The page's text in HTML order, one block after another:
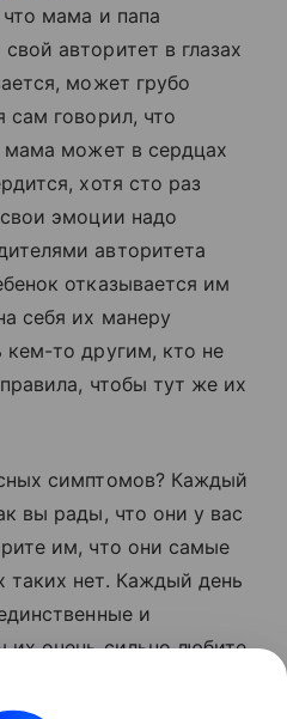
мама и папа
авторитет в глазах
может грубо
сам говорил, что
мама может в сердцах
хотя сто раз
эмоции надо
авторитета
отказывается им
себя их манеру
кем-то другим, кто не
чтобы тут же их
симптомов? Каждый
вы рады, что они у вас
им, что они самые
таких нет. Каждый день
и
очень сильно любите.